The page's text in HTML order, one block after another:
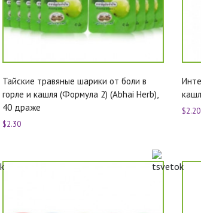
Тайские травяные шарики от боли в
горле и кашля (Формула 2) (Abhai Herb),
40 драже
$2.30
$2.20